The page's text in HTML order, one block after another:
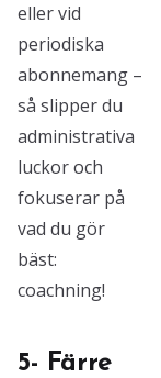
eller vid
periodiska
abonnemang –
så slipper du
administrativa
luckor och
fokuserar på
vad du gör
bäst:
coachning!
5- Färre